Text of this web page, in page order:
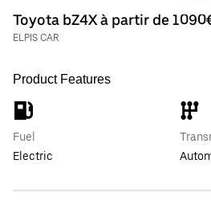
Toyota bZ4X à partir de
ELPIS CAR
Product Features
Fuel
Electric